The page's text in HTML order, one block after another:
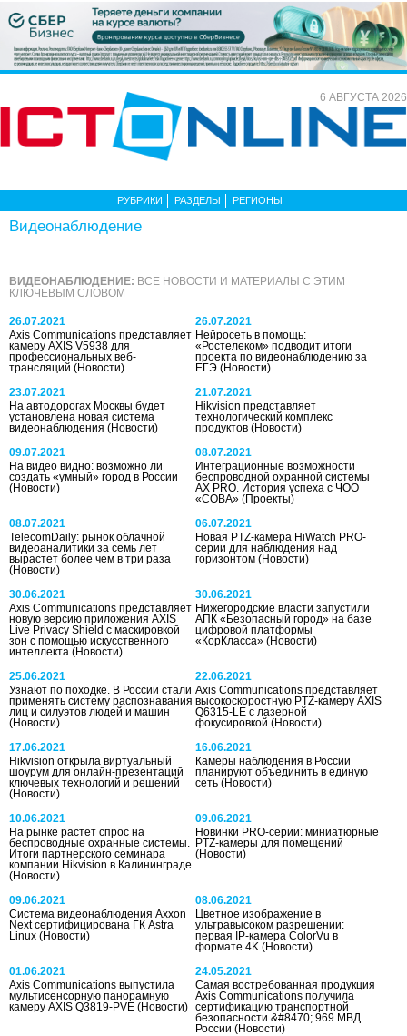
6 АВГУСТА 2026
РУБРИКИ РАЗДЕЛЫ РЕГИОНЫ
Видеонаблюдение
ВИДЕОНАБЛЮДЕНИЕ: ВСЕ НОВОСТИ И МАТЕРИАЛЫ С ЭТИМ
КЛЮЧЕВЫМ СЛОВОМ
26.07.2021
Axis Communications представляет
камеру AXIS V5938 для
профессиональных веб-
трансляций (Новости)
26.07.2021
Нейросеть в помощь:
«Ростелеком» подводит итоги
проекта по видеонаблюдению за
ЕГЭ(Новости)
23.07.2021
На автодорогах Москвы будет
установлена новая система
видеонаблюдения (Новости)
21.07.2021
Hikvision представляет
технологический комплекс
продуктов(Новости)
09.07.2021
На видео видно: возможно ли
создать «умный» город в России
(Новости)
08.07.2021
Интеграционные возможности
беспроводной охранной системы
AX PRO. История успеха с ЧОО
«СОВА»(Проекты)
08.07.2021
TelecomDaily: рынок облачной
видеоаналитики за семь лет
вырастет более чем в три раза
(Новости)
06.07.2021
Новая PTZ-камера HiWatch PRO-
серии для наблюдения над
горизонтом(Новости)
30.06.2021
Axis Communications представляет
новую версию приложения AXIS
Live Privacy Shield с маскировкой
зон с помощью искусственного
интеллекта (Новости)
30.06.2021
Нижегородские власти запустили
АПК «Безопасный город» на базе
цифровой платформы
«КорКласса»(Новости)
25.06.2021
Узнают по походке. В России стали
применять систему распознавания
лиц и силуэтов людей и машин
(Новости)
22.06.2021
Axis Communications представляет
высокоскоростную PTZ-камеру AXIS
Q6315-LE с лазерной
фокусировкой(Новости)
17.06.2021
Hikvision открыла виртуальный
шоурум для онлайн-презентаций
ключевых технологий и решений
(Новости)
16.06.2021
Камеры наблюдения в России
планируют объединить в единую
сеть(Новости)
10.06.2021
На рынке растет спрос на
беспроводные охранные системы.
Итоги партнерского семинара
компании Hikvision в Калининграде
(Новости)
09.06.2021
Новинки PRO-серии: миниатюрные
PTZ-камеры для помещений
(Новости)
09.06.2021
Система видеонаблюдения Axxon
Next сертифицирована ГК Astra
Linux (Новости)
08.06.2021
Цветное изображение в
ультравысоком разрешении:
первая IP-камера ColorVu в
формате 4K(Новости)
01.06.2021
Axis Communications выпустила
мультисенсорную панорамную
камеру AXIS Q3819-PVE (Новости)
24.05.2021
Самая востребованная продукция
Axis Communications получила
сертификацию транспортной
безопасности &#8470; 969 МВД
России(Новости)